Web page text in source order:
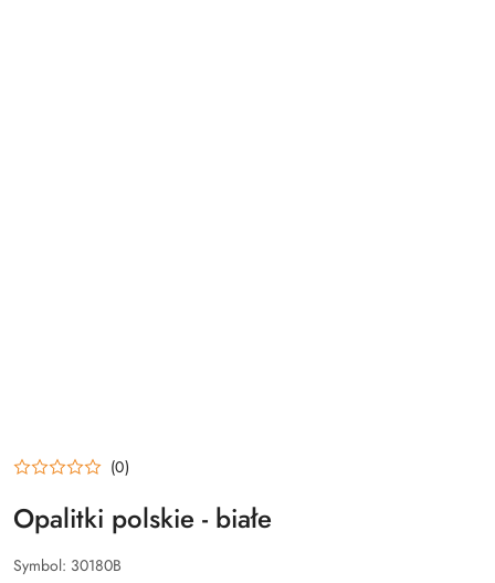
(0)
Opalitki polskie - białe
Symbol: 30180B